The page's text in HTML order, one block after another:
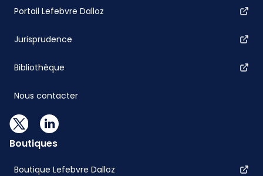
Portail Lefebvre Dalloz
Jurisprudence
Bibliothèque
Nous contacter
Boutiques
Boutique Lefebvre Dalloz